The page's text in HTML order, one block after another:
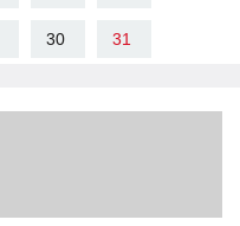
30 31